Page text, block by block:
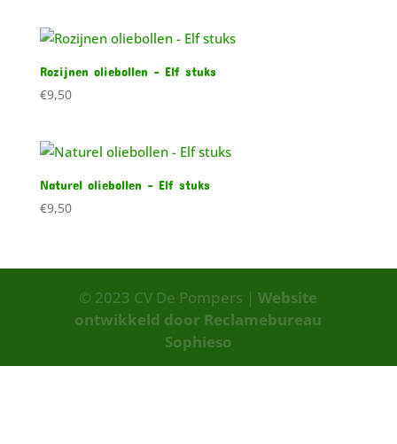
Rozijnen oliebollen – Elf stuks
€9,50
Naturel oliebollen – Elf stuks
€9,50
© 2023 CV De Pompers |Website
ontwikkeld door Reclamebureau
Sophieso